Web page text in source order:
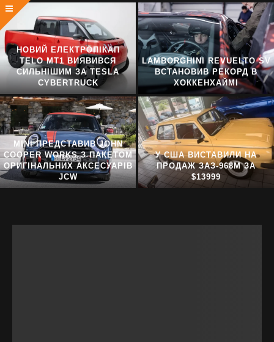
НОВИЙ ЕЛЕКТРОПІКАП
TELO MT1 ВИЯВИВСЯ
СИЛЬНІШИМ ЗА TESLA
CYBERTRUCK
LAMBORGHINI REVUELTO SV
ВСТАНОВИВ РЕКОРД В
ХОККЕНХАЙМІ
MINI ПРЕДСТАВИВ JOHN
COOPER WORKS З ПАКЕТОМ
ОРИГІНАЛЬНИХ АКСЕСУАРІВ
JCW
У США ВИСТАВИЛИ НА
ПРОДАЖ ЗАЗ-968М ЗА
$13999